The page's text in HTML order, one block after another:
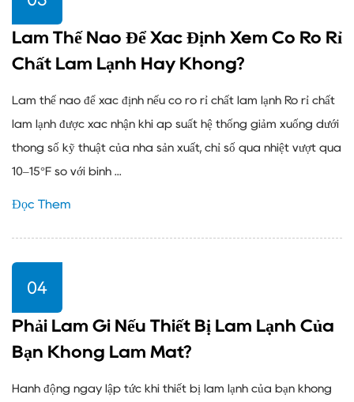
Làm Thế Nào Để Xác Định Xem Có Rò Rỉ
Chất Làm Lạnh Hay Không?
Làm thế nào để xác định nếu có rò rỉ chất làm lạnh Rò rỉ chất
làm lạnh được xác nhận khi áp suất hệ thống giảm xuống dưới
thông số kỹ thuật của nhà sản xuất, chỉ số quá nhiệt vượt quá
10–15°F so với bình ...
Đọc Thêm
04
Phải Làm Gì Nếu Thiết Bị Làm Lạnh Của
Bạn Không Làm Mát?
Hành động ngay lập tức khi thiết bị làm lạnh của bạn không